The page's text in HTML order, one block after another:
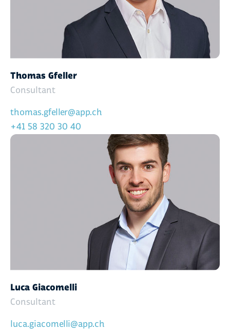
Thomas Gfeller
Consultant
thomas.gfeller@app.ch
+41 58 320 30 40
Luca Giacomelli
Consultant
luca.giacomelli@app.ch